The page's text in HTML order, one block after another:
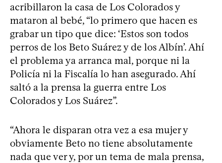
acribillaron la casa de Los Colorados y
mataron al bebé, “lo primero que hacen es
grabar un tipo que dice: ‘Estos son todos
perros de los Beto Suárez y de los Albín’. Ahí
el problema ya arranca mal, porque ni la
Policía ni la Fiscalía lo han asegurado. Ahí
saltó a la prensa la guerra entre Los
Colorados y Los Suárez”.
“Ahora le disparan otra vez a esa mujer y
obviamente Beto no tiene absolutamente
nada que ver y, por un tema de mala prensa,